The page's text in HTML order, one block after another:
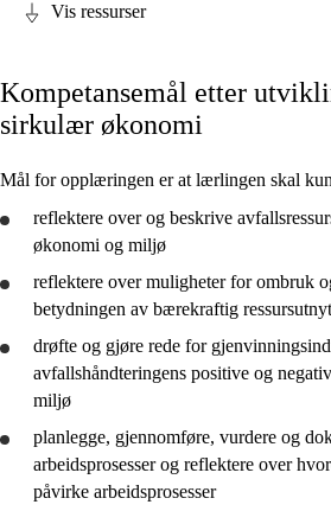
Kjerneelementer
Tverrfaglige temaer
Grunnleggende ferdigheter
Internkontroll og helse, miljø og
Regelverk og rammeverk
Drift i praksis
Marked, økonomi og forvaltning
Utvikling, bærekraft og sirkulær
Vis ressurser
Kompetansemål etter
sirkulær økonomi
Mål for opplæringen er at lærlingen skal
reflektere over og beskrive
økonomi og miljø
reflektere over muligheter for ombruk
betydningen av bærekraftig
drøfte og gjøre rede for
avfallshåndteringens positive og
miljø
planlegge, gjennomføre, vurdere og
arbeidsprosesser og reflektere over
påvirke arbeidsprosesser